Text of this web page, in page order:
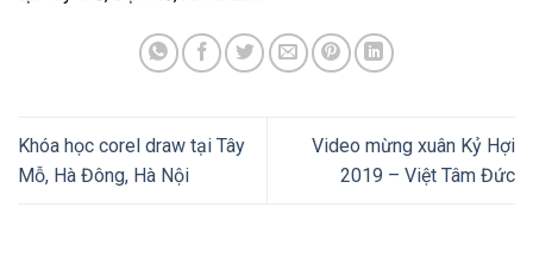
Khóa học corel draw tại Tây
Video mừng xuân Kỷ Hợi